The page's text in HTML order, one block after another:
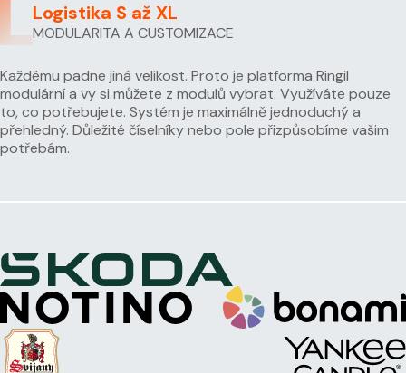
Logistika S až XL
MODULARITA A CUSTOMIZACE
Každému padne jiná velikost. Proto je platforma Ringil
modulární a vy si můžete z modulů vybrat. Využíváte pouze
to, co potřebujete. Systém je maximálně jednoduchý a
přehledný. Důležité číselníky nebo pole přizpůsobíme vašim
potřebám.